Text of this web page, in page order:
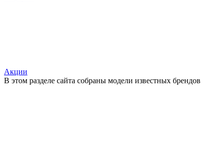
Акции
В этом разделе сайта собраны модели известных брендов